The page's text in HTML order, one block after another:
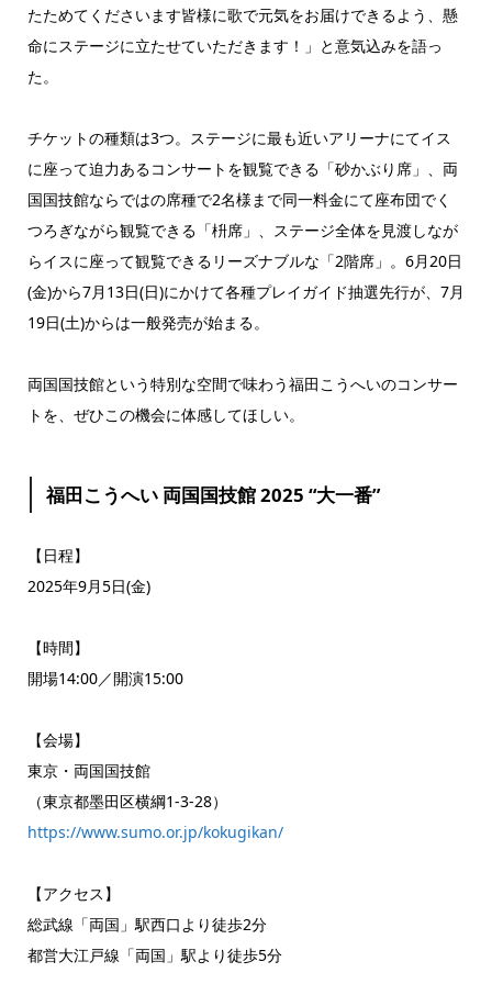
たためてくださいます皆様に歌で元気をお届けできるよう、懸
命にステージに立たせていただきます！」と意気込みを語っ
た。
チケットの種類は3つ。ステージに最も近いアリーナにてイス
に座って迫力あるコンサートを観覧できる「砂かぶり席」、両
国国技館ならではの席種で2名様まで同一料金にて座布団でく
つろぎながら観覧できる「枡席」、ステージ全体を見渡しなが
らイスに座って観覧できるリーズナブルな「2階席」。6月20日
(金)から7月13日(日)にかけて各種プレイガイド抽選先行が、7月
19日(土)からは一般発売が始まる。
両国国技館という特別な空間で味わう福田こうへいのコンサー
トを、ぜひこの機会に体感してほしい。
福田こうへい 両国国技館 2025 “大一番”
【日程】
2025年9月5日(金)
【時間】
開場14:00／開演15:00
【会場】
東京・両国国技館
（東京都墨田区横綱1-3-28）
https://www.sumo.or.jp/kokugikan/
【アクセス】
総武線「両国」駅西口より徒歩2分
都営大江戸線「両国」駅より徒歩5分